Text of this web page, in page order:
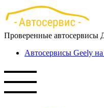
Перейти
к
основному
содержанию
Проверенные автосервисы
Автосервисы Geely на